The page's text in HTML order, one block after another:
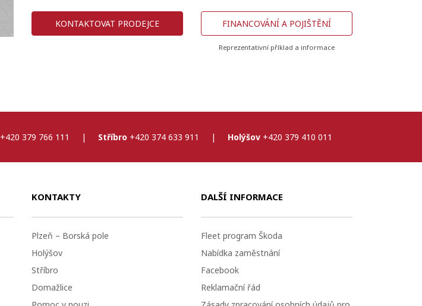
KONTAKTOVAT PRODEJCE FINANCOVÁNÍ A POJIŠTĚNÍ
Reprezentativní příklad a informace
+420 379 766 111 | Stříbro +420 374 633 911 | Holýšov +420 379 410 011
KONTAKTY
Plzeň – Borská pole
Holýšov
Stříbro
Domažlice
DALŠÍ INFORMACE
Fleet program Škoda
Nabídka zaměstnání
Facebook
Reklamační řád